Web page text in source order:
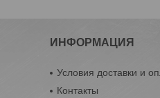
ИНФОРМАЦИЯ
Условия доставки и
Контакты